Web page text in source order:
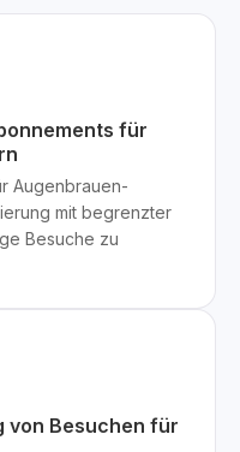
für
Augenbrauen-
mit begrenzter
Besuche zu
von Besuchen für